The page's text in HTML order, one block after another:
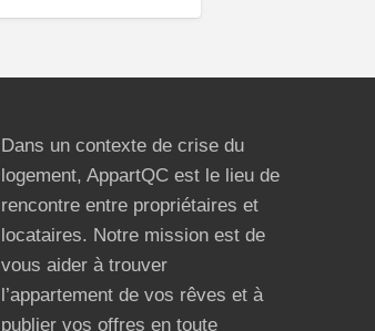
Dans un contexte de crise du
logement, AppartQC est le lieu de
rencontre entre propriétaires et
locataires. Notre mission est de
vous aider à trouver
l’appartement de vos rêves et à
publier vos offres en toute